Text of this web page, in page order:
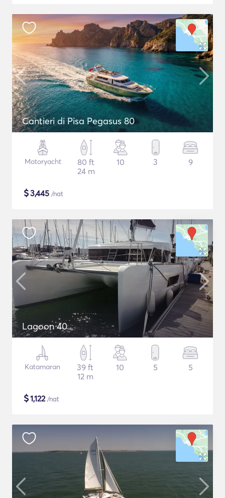
Cantieri di Pisa Pegasus 80
Motoryacht
80 ft
24 m
10 3 9
$3,445 /nat
Lagoon 40
Katamaran
39 ft
12 m
10 5 5
$1,122/nat